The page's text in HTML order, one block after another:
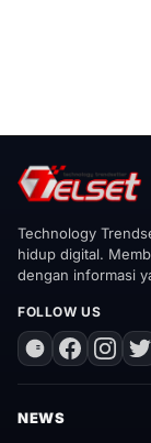
Technology
hidup digital.
dengan informasi
FOLLOW US
NEWS